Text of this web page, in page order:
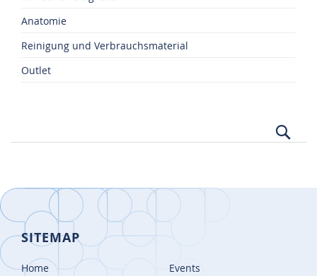
Anatomie
Reinigung und Verbrauchsmaterial
Outlet
SITEMAP
Home
Events